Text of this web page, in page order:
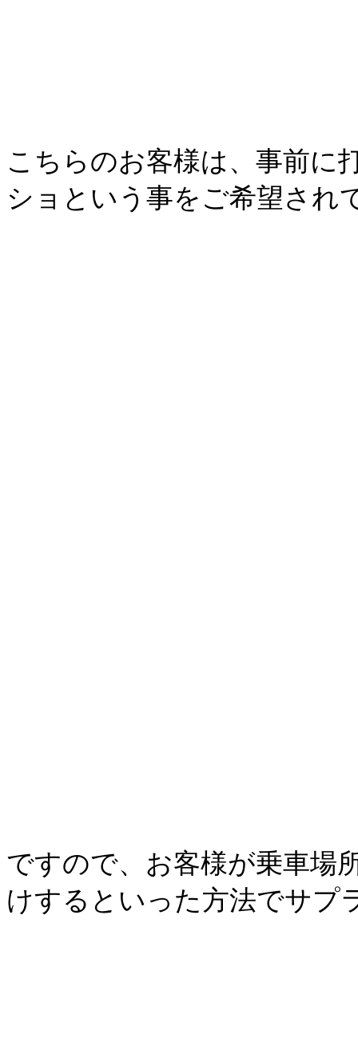
こちらのお客様は、事前に
ショという事をご希望され
ですので、お客様が乗車場
けするといった方法でサプ